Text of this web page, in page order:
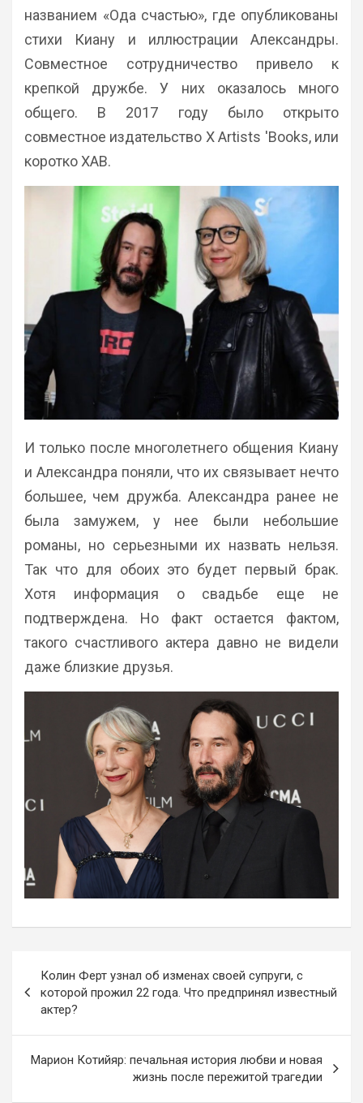
названием «Ода счастью», где опубликованы
стихи Киану и иллюстрации Александры.
Совместное сотрудничество привело к
крепкой дружбе. У них оказалось много
общего. В 2017 году было открыто
совместное издательство X Artists 'Books, или
коротко XAB.
И только после многолетнего общения Киану
и Александра поняли, что их связывает нечто
большее, чем дружба. Александра ранее не
была замужем, у нее были небольшие
романы, но серьезными их назвать нельзя.
Так что для обоих это будет первый брак.
Хотя информация о свадьбе еще не
подтверждена. Но факт остается фактом,
такого счастливого актера давно не видели
даже близкие друзья.
по
записям
Колин Ферт узнал об изменах своей супруги, с
которой прожил 22 года. Что предпринял известный
актер?
Марион Котийяр: печальная история любви и новая
жизнь после пережитой трагедии